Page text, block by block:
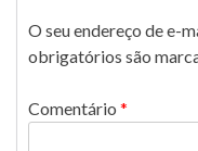
O seu endereço de e-
obrigatórios são
Comentário *